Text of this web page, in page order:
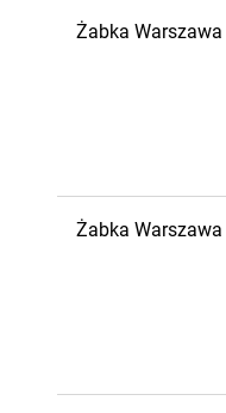
Żabka Warszawa
Żabka Warszawa